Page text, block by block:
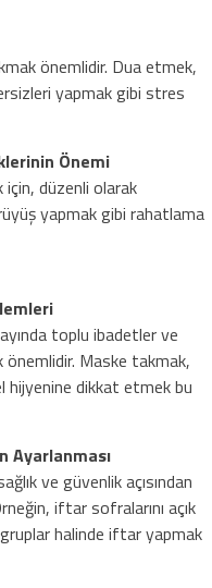
önemlidir. Dua etmek,
yapmak gibi stres
Önemi
düzenli olarak
yapmak gibi rahatlama
toplu ibadetler ve
Maske takmak,
hijyenine dikkat etmek bu
Ayarlanması
ve güvenlik açısından
iftar sofralarını açık
halinde iftar yapmak